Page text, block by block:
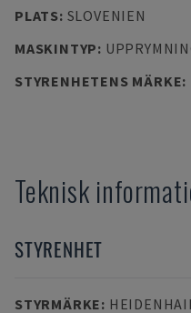
PLATS: SLOVENIEN
MASKINTYP:
STYRENHETENS MÄRKE:
Teknisk
STYRENHET
STYRMÄRKE: